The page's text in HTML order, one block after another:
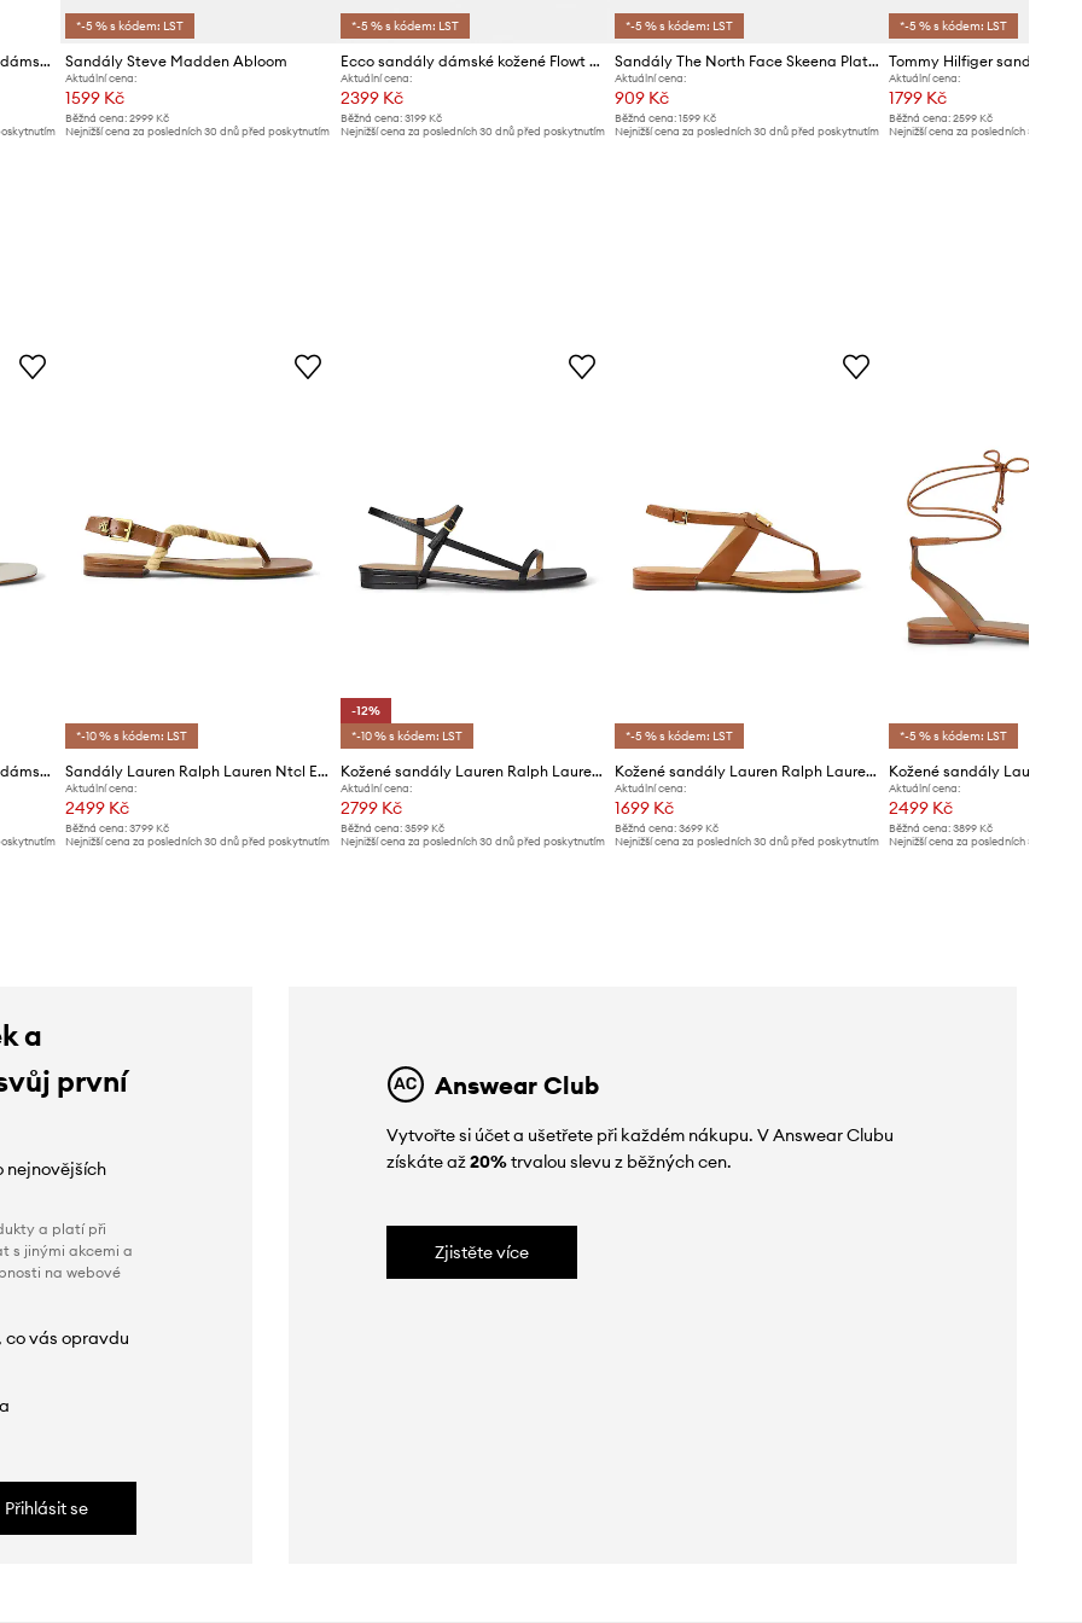
Lauren Ralph Lauren sandály dámské kožené Everley 2
*-5 % s kódem: LST
Sandály Steve Madden Abloom
Aktuální cena:
1599 Kč
Běžná cena: 2999 Kč
Nejnižší cena za posledních 30 dnů před poskytnutím
*-5 % s kódem: LST
Ecco sandály dámské kožené Flowt Wedge LX W
Aktuální cena:
2399 Kč
Běžná cena: 3199 Kč
Nejnižší cena za posledních 30 dnů před poskytnutím
*-5 % s kódem: LST
Sandály The North Face Skeena Platform
Aktuální cena:
909 Kč
Běžná cena:1599 Kč
Nejnižší cena za posledních 30 dnů před poskytnutím
*-5 % s kódem: LST
Aktuální cena:
1799 Kč
Běžná cena: 2599 Kč
Nejnižší cena za posledních 30 dnů
Lauren Ralph Lauren sandály dámské kožené Everley 2
*-10 % s kódem: LST
Sandály Lauren Ralph Lauren Ntcl Everley
Aktuální cena:
2499 Kč
Běžná cena: 3799 Kč
Nejnižší cena za posledních 30 dnů před poskytnutím
-12%
*-10 % s kódem: LST
Kožené sandály Lauren Ralph Lauren Lainee
Aktuální cena:
2799 Kč
Běžná cena: 3599 Kč
Nejnižší cena za posledních 30 dnů před poskytnutím
*-5 % s kódem: LST
Kožené sandály Lauren Ralph Lauren Everley
Aktuální cena:
1699 Kč
Běžná cena:3699 Kč
Nejnižší cena za posledních 30 dnů před poskytnutím
*-5 % s kódem: LST
Aktuální cena:
2499 Kč
Běžná cena: 3899 Kč
Nejnižší cena za posledních 30 dnů
a
první
nejnovějších
a platí při
s jinými akcemi a
na webové
co vás opravdu
Přihlásit se
Answear Club
Vytvořte si účet a ušetřete při každém nákupu. V Answear Clubu
získáte až20%trvalou slevu z běžných cen.
Zjistěte více